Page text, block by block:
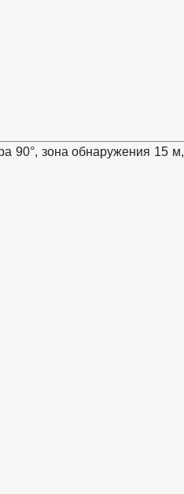
90°, зона обнаружения 15 м,